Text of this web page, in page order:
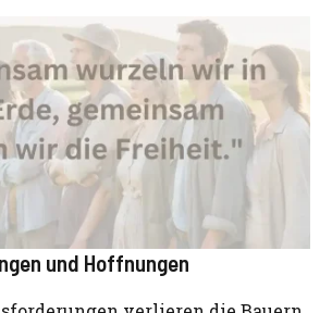
und Hoffnungen